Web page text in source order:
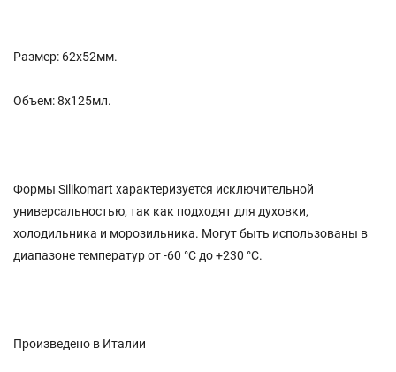
Размер: 62х52мм.
Объем: 8х125мл.
Формы Silikomart характеризуется исключительной
универсальностью, так как подходят для духовки,
холодильника и морозильника. Могут быть использованы в
диапазоне температур от -60 °С до +230 °C.
Произведено в Италии